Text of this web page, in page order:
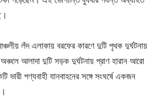
লঁদ এলাকায় বরফের কারণে দুটি পৃথক দুর্ঘটনায়
আলাদা দুটি সড়ক দুর্ঘটনায় প্রাণ হারান আরো
পণ্যবাহী যানবাহনের সঙ্গে সংঘর্ষে একজন